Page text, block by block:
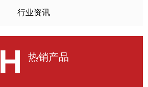
行业资讯
H 热销产品